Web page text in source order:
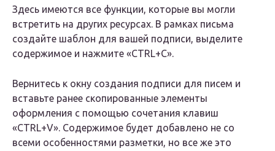
Здесь имеются все функции, которые вы могли
встретить на других ресурсах. В рамках письма
создайте шаблон для вашей подписи, выделите
содержимое и нажмите «CTRL+C».
Вернитесь к окну создания подписи для писем и
вставьте ранее скопированные элементы
оформления с помощью сочетания клавиш
«CTRL+V». Содержимое будет добавлено не со
всеми особенностями разметки, но все же это